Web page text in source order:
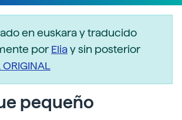
en euskara y traducido
porEliay sin posterior
ORIGINAL
pequeño